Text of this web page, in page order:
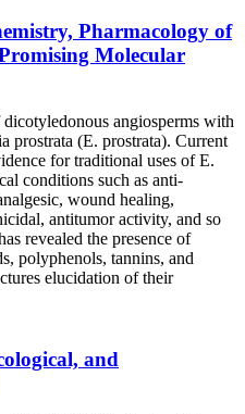
Pharmacology of
Molecular
angiosperms with
prostrata (E. prostrata). Current
for traditional uses of E.
conditions such as anti-
wound healing,
antitumor activity, and so
revealed the presence of
polyphenols, tannins, and
elucidation of their
and